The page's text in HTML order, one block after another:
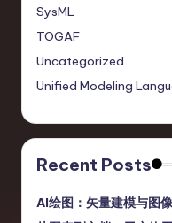
SysML
TOGAF
Uncategorized
Unified Modeling
Recent Posts
AI绘图：矢量建模与图